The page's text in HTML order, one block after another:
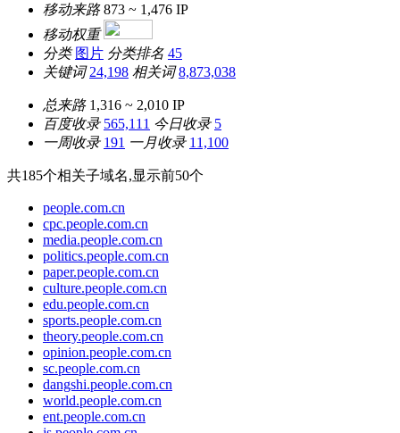
移动来路 873 ~ 1,476 IP
移动权重
分类 图片 分类排名 45
关键词 24,198 相关词 8,873,038
总来路 1,316 ~ 2,010 IP
百度收录 565,111 今日收录 5
一周收录 191 一月收录 11,100
共185个相关子域名,显示前50个
people.com.cn
cpc.people.com.cn
media.people.com.cn
politics.people.com.cn
paper.people.com.cn
culture.people.com.cn
edu.people.com.cn
sports.people.com.cn
theory.people.com.cn
opinion.people.com.cn
sc.people.com.cn
dangshi.people.com.cn
world.people.com.cn
ent.people.com.cn